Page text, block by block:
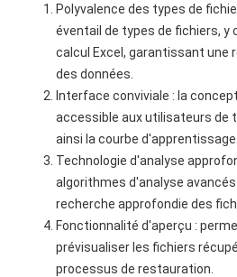
Polyvalence des types de
éventail de types de fichiers, y
calcul Excel, garantissant une
des données.
Interface conviviale : la
accessible aux utilisateurs de
ainsi la courbe d'apprentissage.
Technologie d'analyse
algorithmes d'analyse
recherche approfondie des
Fonctionnalité d'aperçu :
prévisualiser les fichiers
processus de restauration.